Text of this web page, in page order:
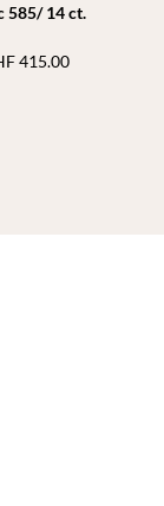
585/ 14 ct.
415.00